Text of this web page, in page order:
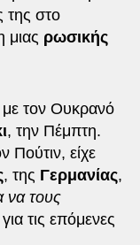
της στο
μιας ρωσικής
με τον Ουκρανό
, την Πέμπτη.
Πούτιν, είχε
, της Γερμανίας,
να τους
τις επόμενες